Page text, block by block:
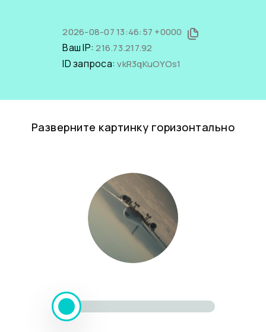
2026-08-07 13:46:57 +0000
Ваш IP:216.73.217.92
ID запроса:vkR3qKuOYOs1
Разверните картинку горизонтально